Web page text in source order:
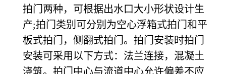
拍门两种，可根据出水口大小形状设计生
产;拍门类别可分别为空心浮箱式拍门和平
板式拍门，侧翻式拍门。拍门安装时拍门
安装可采用以下方式：法兰连接，混凝土
浇筑。拍门中心与流道中心允许偏差不应